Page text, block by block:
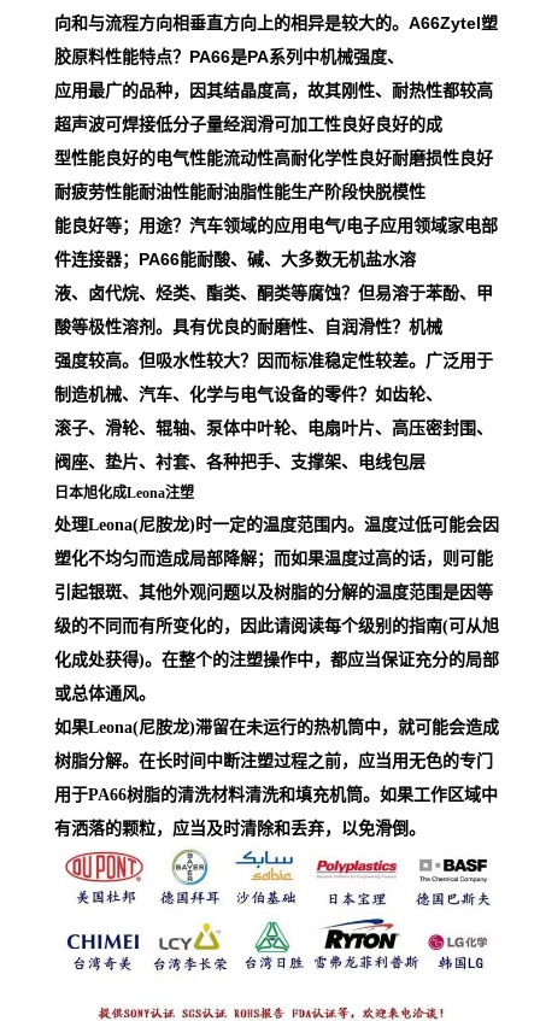
向和与流程方向相垂直方向上的相异是较大的。A66Zytel塑
胶原料性能特点？PA66是PA系列中机械强度、
应用最广的品种，因其结晶度高，故其刚性、耐热性都较高
超声波可焊接低分子量经润滑可加工性良好良好的成
型性能良好的电气性能流动性高耐化学性良好耐磨损性良好
耐疲劳性能耐油性能耐油脂性能生产阶段快脱模性
能良好等；用途？汽车领域的应用电气/电子应用领域家电部
件连接器；PA66能耐酸、碱、大多数无机盐水溶
液、卤代烷、烃类、酯类、酮类等腐蚀？但易溶于苯酚、甲
酸等极性溶剂。具有优良的耐磨性、自润滑性？机械
强度较高。但吸水性较大？因而标准稳定性较差。广泛用于
制造机械、汽车、化学与电气设备的零件？如齿轮、
滚子、滑轮、辊轴、泵体中叶轮、电扇叶片、高压密封围、
阀座、垫片、衬套、各种把手、支撑架、电线包层
日本旭化成Leona注塑
处理Leona(尼胺龙)时一定的温度范围内。温度过低可能会因
塑化不均匀而造成局部降解；而如果温度过高的话，则可能
引起银斑、其他外观问题以及树脂的分解的温度范围是因等
级的不同而有所变化的，因此请阅读每个级别的指南(可从旭
化成处获得)。在整个的注塑操作中，都应当保证充分的局部
或总体通风。
如果Leona(尼胺龙)滞留在未运行的热机筒中，就可能会造成
树脂分解。在长时间中断注塑过程之前，应当用无色的专门
用于PA66树脂的清洗材料清洗和填充机筒。如果工作区域中
有洒落的颗粒，应当及时清除和丢弃，以免滑倒。